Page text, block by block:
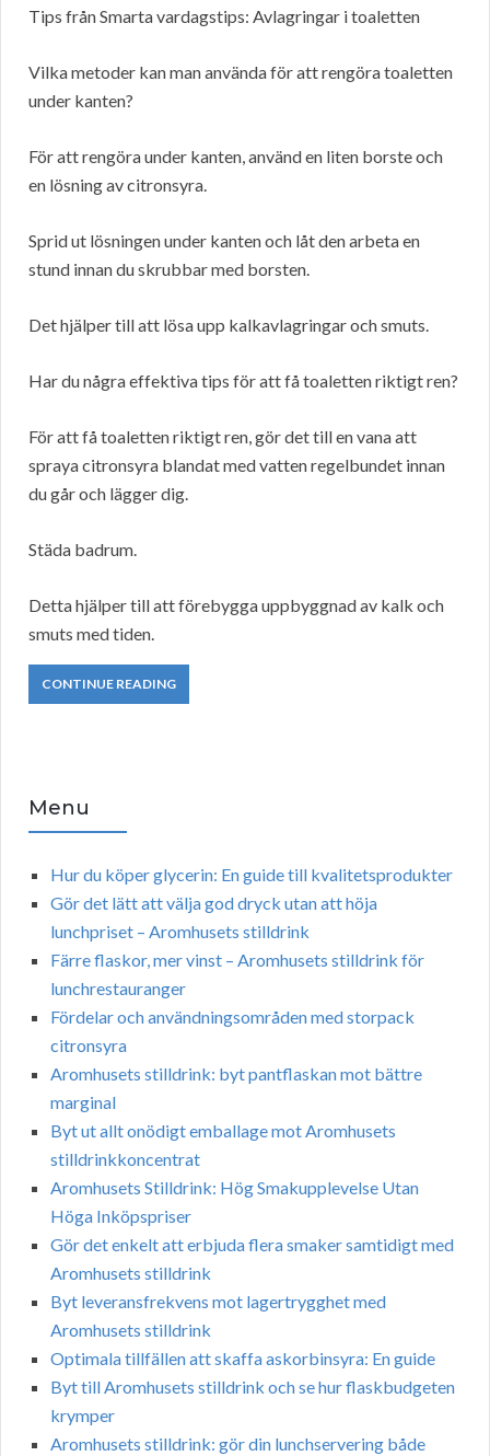
Tips från Smarta vardagstips: Avlagringar i toaletten
Vilka metoder kan man använda för att rengöra toaletten
under kanten?
För att rengöra under kanten, använd en liten borste och
en lösning av citronsyra.
Sprid ut lösningen under kanten och låt den arbeta en
stund innan du skrubbar med borsten.
Det hjälper till att lösa upp kalkavlagringar och smuts.
Har du några effektiva tips för att få toaletten riktigt ren?
För att få toaletten riktigt ren, gör det till en vana att
spraya citronsyra blandat med vatten regelbundet innan
du går och lägger dig.
Städa badrum.
Detta hjälper till att förebygga uppbyggnad av kalk och
smuts med tiden.
CONTINUE READING
Menu
Hur du köper glycerin: En guide till kvalitetsprodukter
Gör det lätt att välja god dryck utan att höja
lunchpriset – Aromhusets stilldrink
Färre flaskor, mer vinst – Aromhusets stilldrink för
lunchrestauranger
Fördelar och användningsområden med storpack
citronsyra
Aromhusets stilldrink: byt pantflaskan mot bättre
marginal
Byt ut allt onödigt emballage mot Aromhusets
stilldrinkkoncentrat
Aromhusets Stilldrink: Hög Smakupplevelse Utan
Höga Inköpspriser
Gör det enkelt att erbjuda flera smaker samtidigt med
Aromhusets stilldrink
Byt leveransfrekvens mot lagertrygghet med
Aromhusets stilldrink
Optimala tillfällen att skaffa askorbinsyra: En guide
Byt till Aromhusets stilldrink och se hur flaskbudgeten
krymper
Aromhusets stilldrink: gör din lunchservering både